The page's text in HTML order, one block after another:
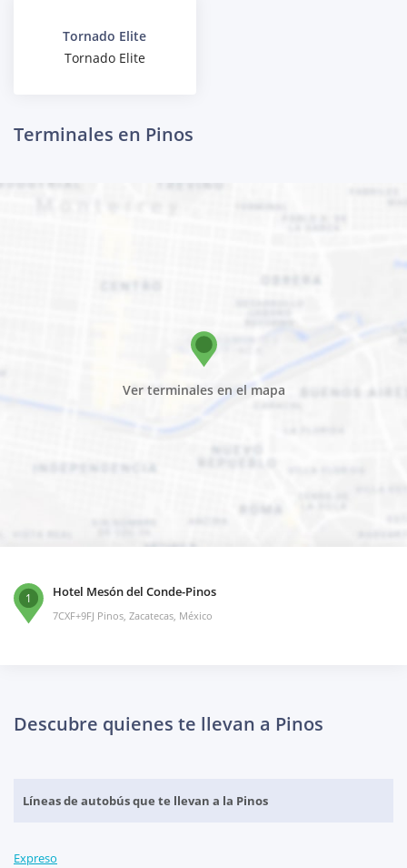
Tornado Elite
Tornado Elite
Terminales en Pinos
Ver terminales en el mapa
1 Hotel Mesón del Conde-Pinos
7CXF+9FJ Pinos, Zacatecas, México
Descubre quienes te llevan a Pinos
Líneas de autobús que te llevan a la Pinos
Expreso